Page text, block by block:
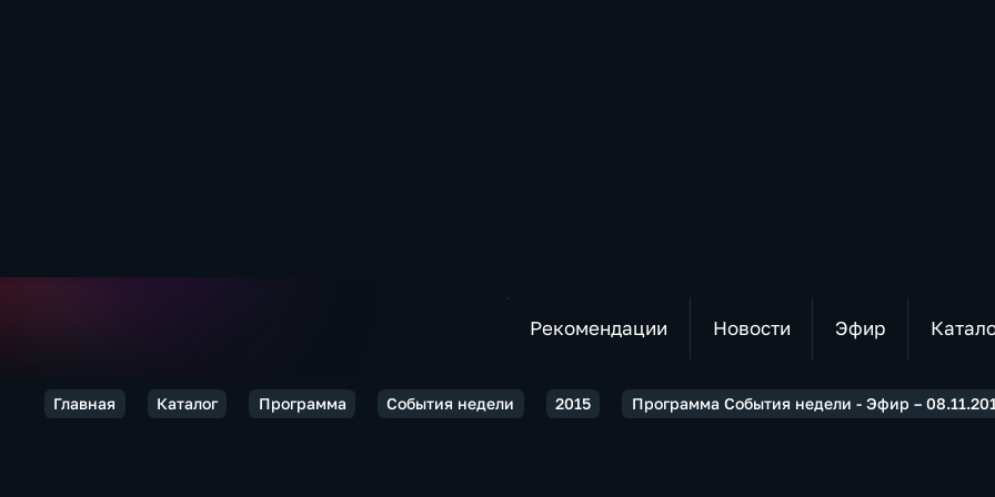
Рекомендации Новости Эфир
Главная Каталог Программа События недели 2015 Программа События недели - Эфир –